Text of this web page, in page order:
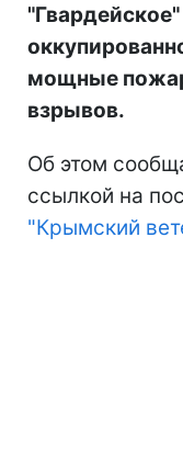
мощные
взрывов.
Об этом
ссылкой на
"Крымский